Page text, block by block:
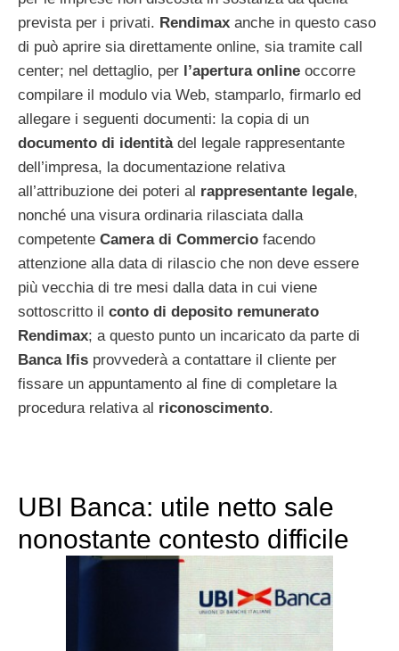
prevista per i privati. Rendimax anche in questo caso
di può aprire sia direttamente online, sia tramite call
center; nel dettaglio, per l’apertura online occorre
compilare il modulo via Web, stamparlo, firmarlo ed
allegare i seguenti documenti: la copia di un
documento di identitàdel legale rappresentante
dell’impresa, la documentazione relativa
all’attribuzione dei poteri al rappresentante legale,
nonché una visura ordinaria rilasciata dalla
competente Camera di Commercio facendo
attenzione alla data di rilascio che non deve essere
più vecchia di tre mesi dalla data in cui viene
sottoscritto il conto di deposito remunerato
Rendimax; a questo punto un incaricato da parte di
Banca Ifis provvederà a contattare il cliente per
fissare un appuntamento al fine di completare la
procedura relativa al riconoscimento.
UBI Banca: utile netto sale
nonostante contesto difficile